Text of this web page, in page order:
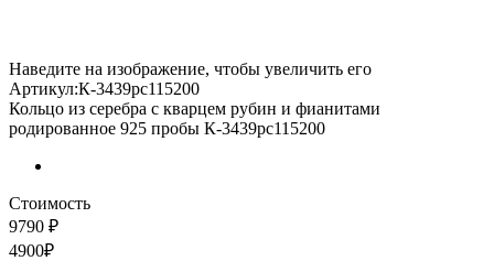
Наведите на изображение, чтобы увеличить его
Артикул:К-3439рс115200
Кольцо из серебра с кварцем рубин и фианитами
родированное 925 пробы К-3439рс115200
Стоимость
9790 ₽
4900₽